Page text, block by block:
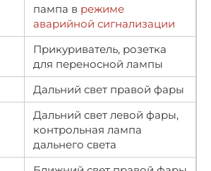
пампа в режиме
аварийной сигнализации
Прикуриватель, розетка
для переносной лампы
Дальний свет правой фары
Дальний свет левой фары,
контрольная лампа
дальнего света